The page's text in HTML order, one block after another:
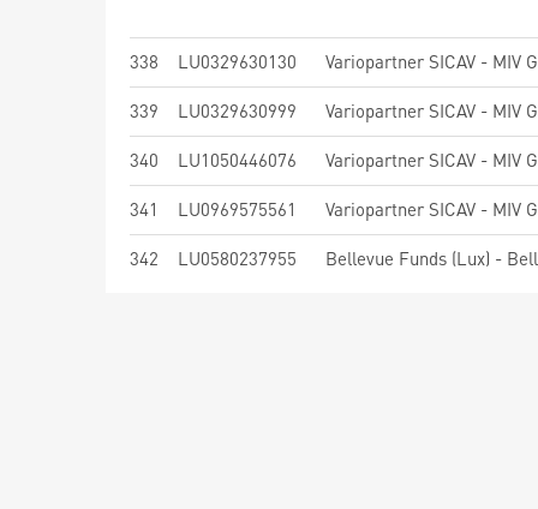
338 LU0329630130 Variopartner SICAV - MIV
339 LU0329630999 Variopartner SICAV - MIV
340 LU1050446076 Variopartner SICAV - MIV
341 LU0969575561 Variopartner SICAV - MIV
342 LU0580237955